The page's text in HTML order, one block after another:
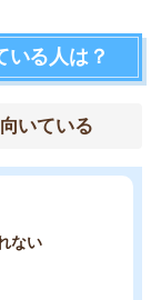
いる人は？
いている
ない